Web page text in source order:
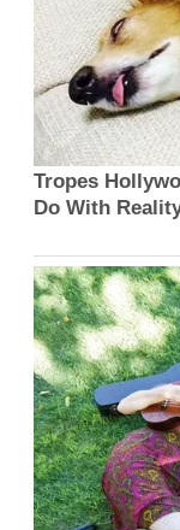
Tropes
Do With